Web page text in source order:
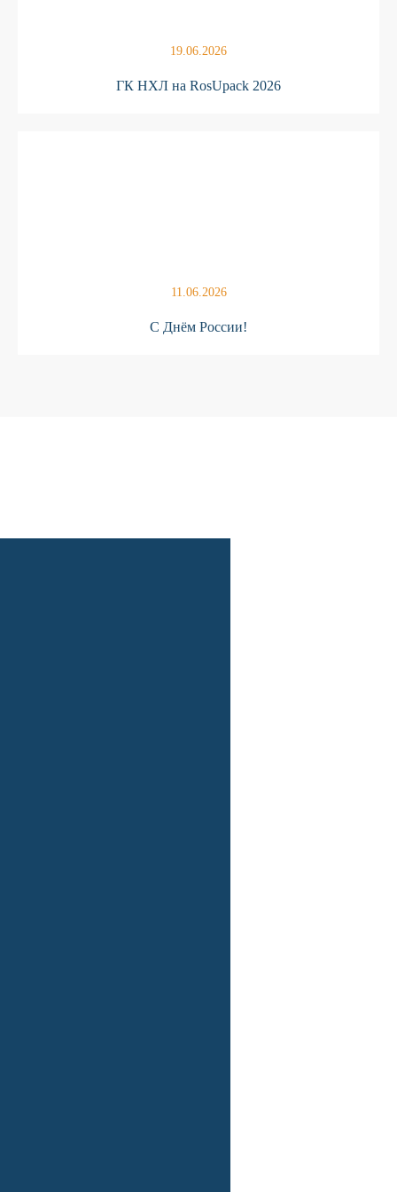
19.06.2026
ГК НХЛ на RosUpack 2026
11.06.2026
С Днём России!